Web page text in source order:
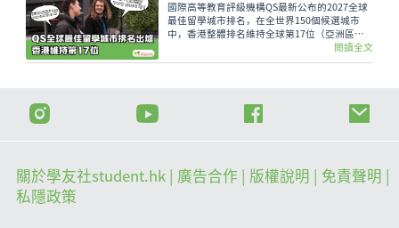
國際高等教育評級機構QS最新公布的2027全球
最佳留學城市排名，在全世界150個候選城市
中，香港整體排名維持全球第17位（亞洲區第
閱讀全文
關於學友社student.hk | 廣告合作 | 版權說明
| 免責聲明 |
私隱政策